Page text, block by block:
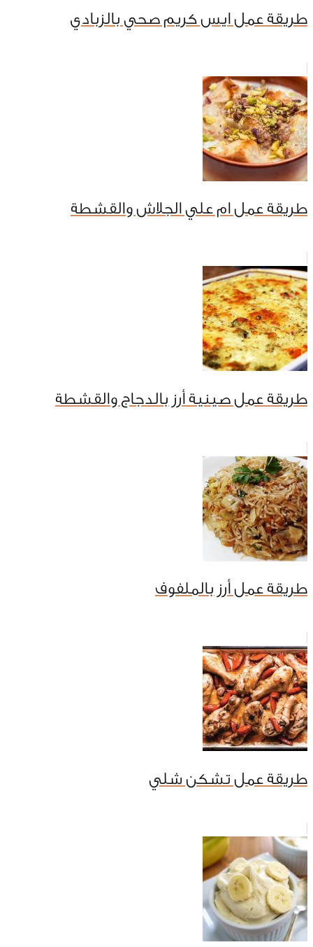
طريقة عمل ايس كريم صحي بالزبادي
طريقة عمل ام علي الجلاش والقشطة
طريقة عمل صينية أرز بالدجاج والقشطة
طريقة عمل أرز بالملفوف
طريقة عمل تشكن شلي